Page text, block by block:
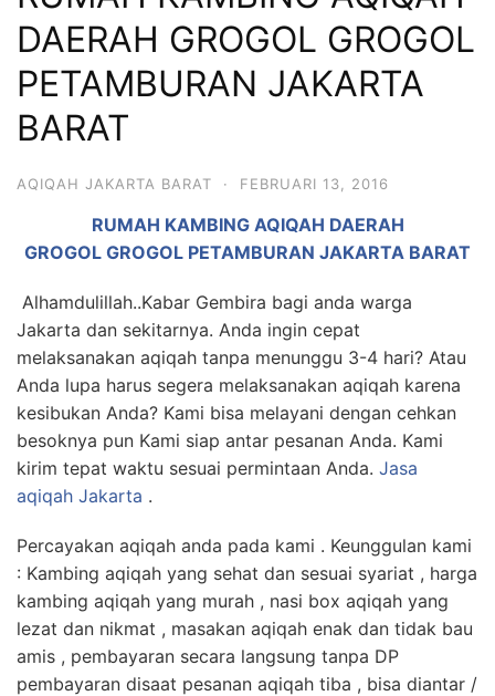
6713
DAERAH GROGOL GROGOL
PETAMBURAN JAKARTA
BARAT
AQIQAH JAKARTA BARAT · FEBRUARI 13, 2016
RUMAH KAMBING AQIQAH DAERAH
GROGOL GROGOL PETAMBURAN JAKARTA BARAT
Alhamdulillah..Kabar Gembira bagi anda warga
Jakarta dan sekitarnya. Anda ingin cepat
melaksanakan aqiqah tanpa menunggu 3-4 hari? Atau
Anda lupa harus segera melaksanakan aqiqah karena
kesibukan Anda? Kami bisa melayani dengan cehkan
besoknya pun Kami siap antar pesanan Anda. Kami
kirim tepat waktu sesuai permintaan Anda. Jasa
aqiqah Jakarta .
Percayakan aqiqah anda pada kami . Keunggulan kami
: Kambing aqiqah yang sehat dan sesuai syariat , harga
kambing aqiqah yang murah , nasi box aqiqah yang
lezat dan nikmat , masakan aqiqah enak dan tidak bau
amis , pembayaran secara langsung tanpa DP
pembayaran disaat pesanan aqiqah tiba , bisa diantar /